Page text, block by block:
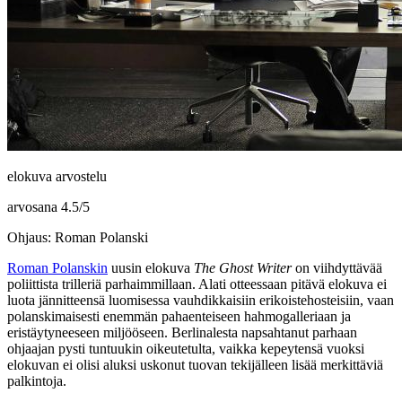
elokuva arvostelu
arvosana 4.5/5
Ohjaus: Roman Polanski
Roman Polanskin uusin elokuva The Ghost Writeron viihdyttävää
poliittista trilleriä parhaimmillaan. Alati otteessaan pitävä elokuva ei
luota jännitteensä luomisessa vauhdikkaisiin erikoistehosteisiin, vaan
polanskimaisesti enemmän pahaenteiseen hahmogalleriaan ja
eristäytyneeseen miljööseen. Berlinalesta napsahtanut parhaan
ohjaajan pysti tuntuukin oikeutetulta, vaikka kepeytensä vuoksi
elokuvan ei olisi aluksi uskonut tuovan tekijälleen lisää merkittäviä
palkintoja.